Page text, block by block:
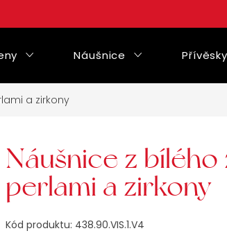
Náušnice Přívěsky
a zirkony
Náušnice z bílého
perlami a zirkony
Kód produktu: 438.90.VIS.1.V4